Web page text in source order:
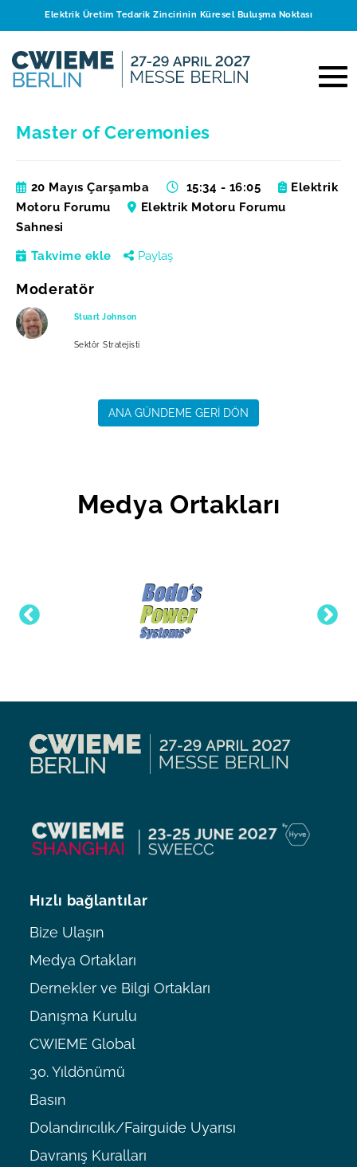
Elektrik Üretim Tedarik Zincirinin Küresel Buluşma Noktası
Master of Ceremonies
20 Mayıs Çarşamba 15:34 - 16:05
Elektrik
Motoru Forumu
Elektrik Motoru Forumu
Sahnesi
Takvime ekle Paylaş
Moderatör
Stuart Johnson
Sektör Stratejisti
ANA GÜNDEME GERİ DÖN
Medya Ortakları
Hızlı bağlantılar
Bize Ulaşın
Medya Ortakları
Dernekler ve Bilgi Ortakları
Danışma Kurulu
CWIEME Global
30. Yıldönümü
Basın
Dolandırıcılık/Fairguide Uyarısı
Davranış Kuralları